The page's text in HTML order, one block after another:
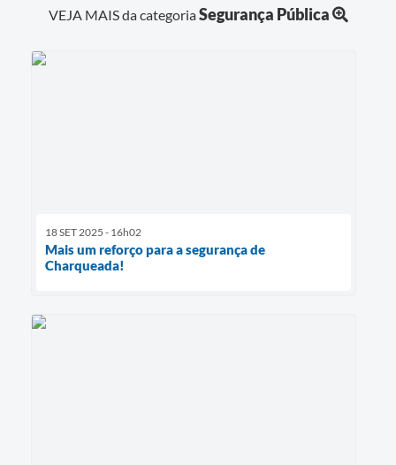
VEJA MAIS da categoriaSegurança Pública
18 SET 2025 - 16h02
Mais um reforço para a segurança de
Charqueada!